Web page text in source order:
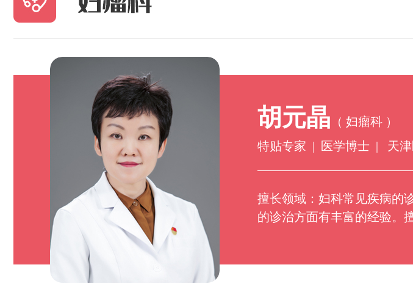
助产护理
胡元晶 （ 妇瘤科 ）
特贴专家 | 医学博士 | 天
擅长领域：妇科常见疾病的
的诊治方面有丰富的经验。